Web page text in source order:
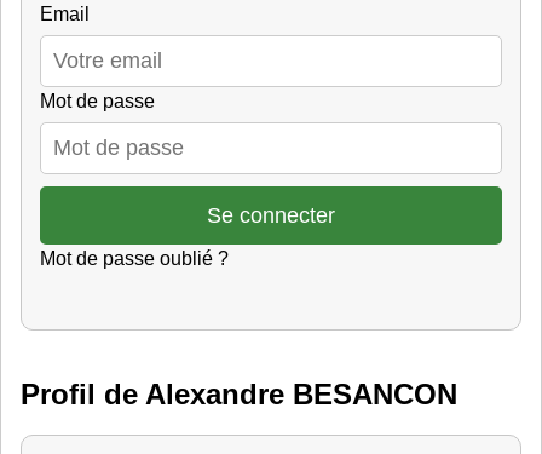
Email
Mot de passe
Mot de passe oublié ?
Profil de Alexandre BESANCON